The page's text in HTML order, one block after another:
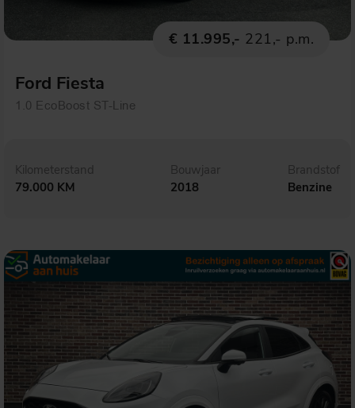
€ 11.995,- 221,- p.m.
Ford Fiesta
1.0 EcoBoost ST-Line
Kilometerstand
79.000 KM
Bouwjaar
2018
Brandstof
Benzine